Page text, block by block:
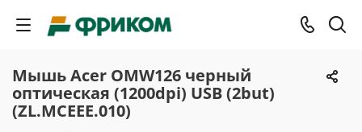
Мышь Acer OMW126 черный
оптическая (1200dpi) USB (2but)
(ZL.MCEEE.010)